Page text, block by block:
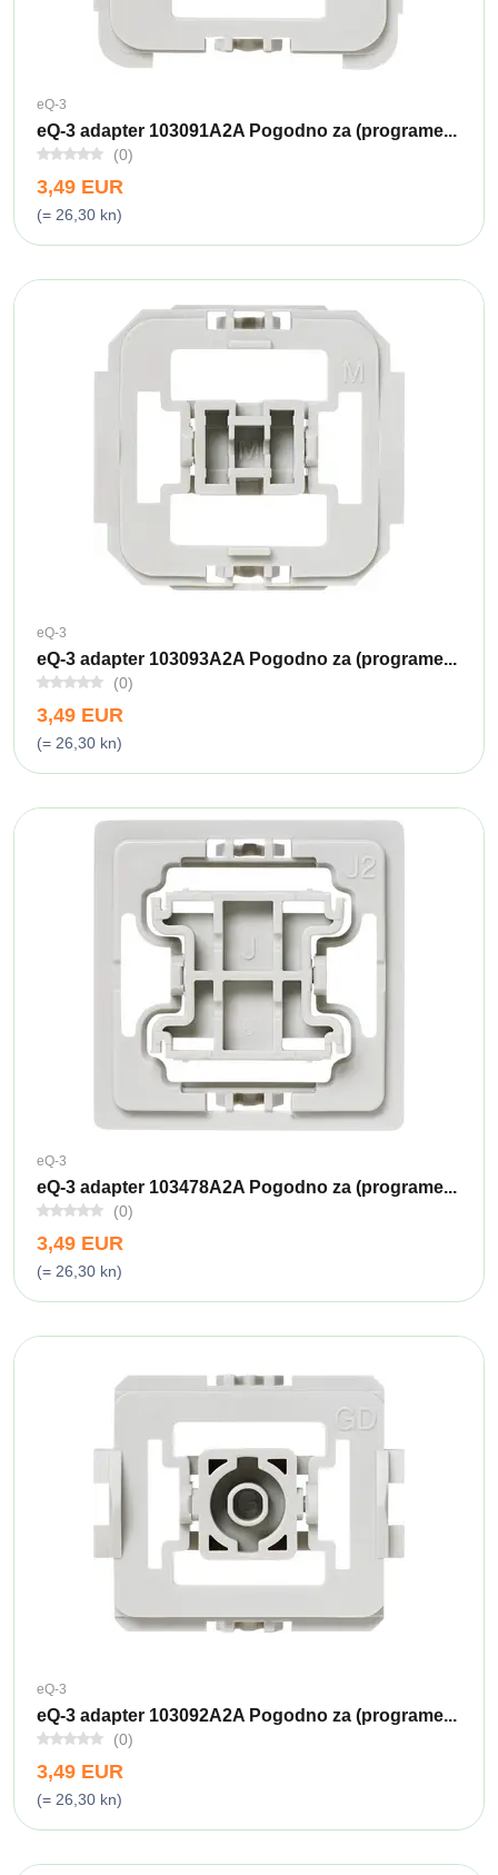
eQ-3
eQ-3 adapter 103091A2A Pogodno za (programe...
(0)
3,49 EUR
(= 26,30 kn)
eQ-3
eQ-3 adapter 103093A2A Pogodno za (programe...
(0)
3,49 EUR
(= 26,30 kn)
eQ-3
eQ-3 adapter 103478A2A Pogodno za (programe...
(0)
3,49 EUR
(= 26,30 kn)
eQ-3
eQ-3 adapter 103092A2A Pogodno za (programe...
(0)
3,49 EUR
(= 26,30 kn)